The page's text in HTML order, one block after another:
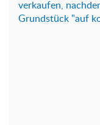
verkaufen,
Grundstück "auf